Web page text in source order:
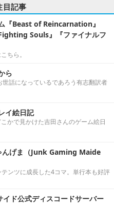
目記事
『Beast of Reincarnation』
Souls』『ファイナルフ
ちら。
ら
世話になっているであろう有志翻訳者
イ絵日記
かで見かけた吉田さんのゲーム絵日
んげま（Junk Gaming Maide
ンツに成長した4コマ。単行本も好評
ド公式ディスコードサーバー